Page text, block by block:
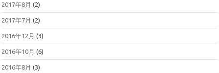
2017年8月 (2)
2017年7月 (2)
2016年12月 (3)
2016年10月 (6)
2016年8月 (3)